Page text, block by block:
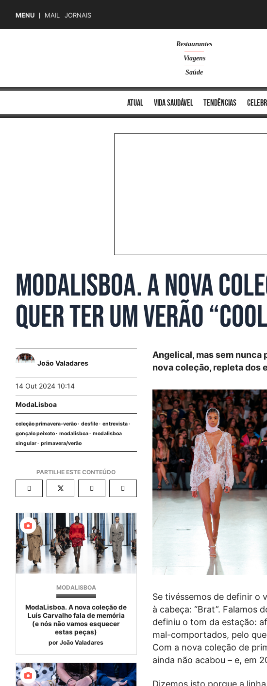
MENU MAIL JORNAIS
Restaurantes
Viagens
Saúde
atual vida saudável tendências
ModaLisboa. A nova
quer ter um verão
João Valadares
14 Out 2024 10:14
ModaLisboa
coleção primavera-verão desfile
entrevista
gonçalo peixoto
modalisboa
modalisboa
singular
primavera/verão
MODALISBOA
ModaLisboa. A nova coleção de
Luís Carvalho fala de memória
(e nós não vamos esquecer
estas peças)
por João Valadares
Angelical, mas sem nunca
nova coleção, repleta dos
Se tivéssemos de definir o
à cabeça: “Brat”. Falamos
definiu o tom da estação:
mal-comportados, pelo
Com a nova coleção de
ainda não acabou – e, em